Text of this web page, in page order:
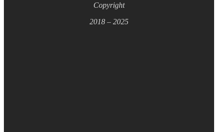
Copyright
2018 – 2025